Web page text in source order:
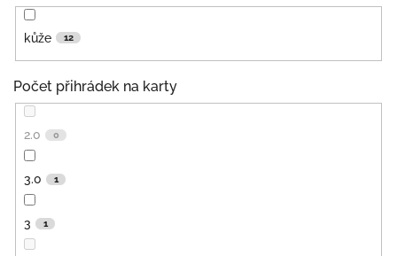
kůže 12
Počet přihrádek na karty
2.0 0
3.0 1
3 1